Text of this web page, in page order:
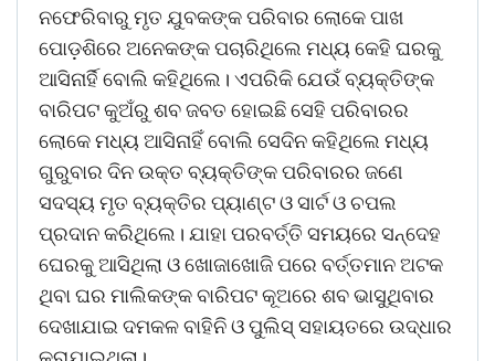
ନଫେରିବାରୁ ମୃତ ଯୁବକଙ୍କ ପରିବାର ଲୋକେ ପାଖ
ପୋଡ଼ଶିରେ ଅନେକଙ୍କ ପଚାରିଥିଲେ ମଧ୍ୟ କେହି ଘରକୁ
ଆସିନାର୍ହି ବୋଲି କହିଥିଲେ। ଏପରିକି ଯେଉଁ ବ୍ୟକ୍ତିଙ୍କ
ବାରିପଟ କୁଅଁରୁ ଶବ ଜବତ ହୋଇଛି ସେହି ପରିବାରର
ଲୋକେ ମଧ୍ୟ ଆସିନାହିଁ ବୋଲି ସେଦିନ କହିଥିଲେ ମଧ୍ୟ
ଗୁରୁବାର ଦିନ ଉକ୍ତ ବ୍ୟକ୍ତିଙ୍କ ପରିବାରର ଜଣେ
ସଦସ୍ୟ ମୃତ ବ୍ୟକ୍ତିର ପ୍ୟାଣ୍ଟ ଓ ସାର୍ଟ ଓ ଚପଲ
ପ୍ରଦାନ କରିଥିଲେ। ଯାହା ପରବର୍ତ୍ତି ସମୟରେ ସନ୍ଦେହ
ଘେରକୁ ଆସିଥିଲା ଓ ଖୋଜାଖୋଜି ପରେ ବର୍ତ୍ତମାନ ଅଟକ
ଥିବା ଘର ମାଲିକଙ୍କ ବାରିପଟ କୂଅରେ ଶବ ଭାସୁଥିବାର
ଦେଖାଯାଇ ଦମକଳ ବାହିନି ଓ ପୁଲିସ୍‍ ସହାୟତରେ ଉଦ୍ଧାର